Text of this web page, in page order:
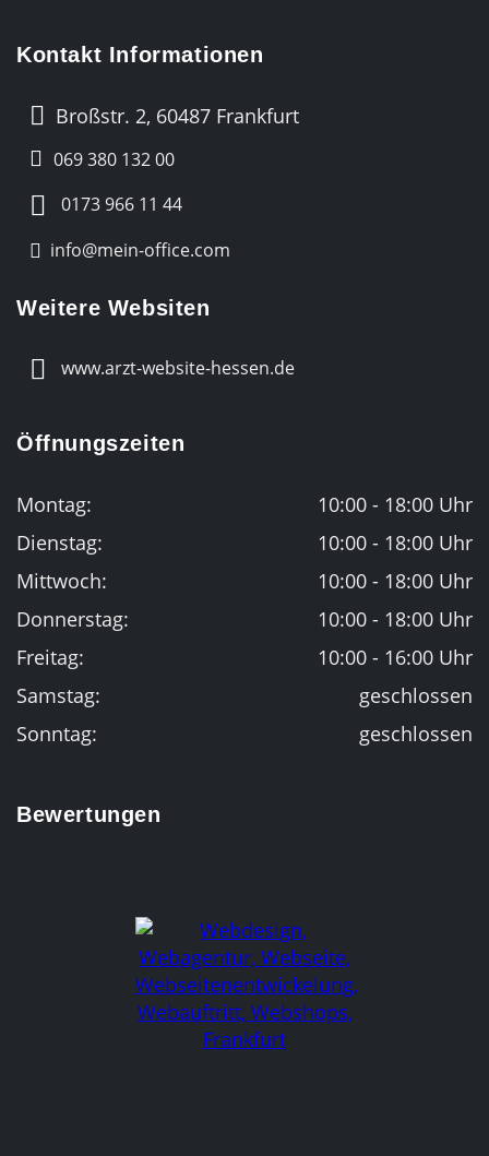
Kontakt Informationen
Broßstr. 2, 60487 Frankfurt
069 380 132 00
0173 966 11 44
info@mein-office.com
Weitere Websiten
www.arzt-website-hessen.de
Öffnungszeiten
Montag:
10:00 - 18:00 Uhr
Dienstag:
10:00 - 18:00 Uhr
Mittwoch:
10:00 - 18:00 Uhr
Donnerstag:
10:00 - 18:00 Uhr
Freitag:
10:00 - 16:00 Uhr
Samstag:
geschlossen
Sonntag:
geschlossen
Bewertungen